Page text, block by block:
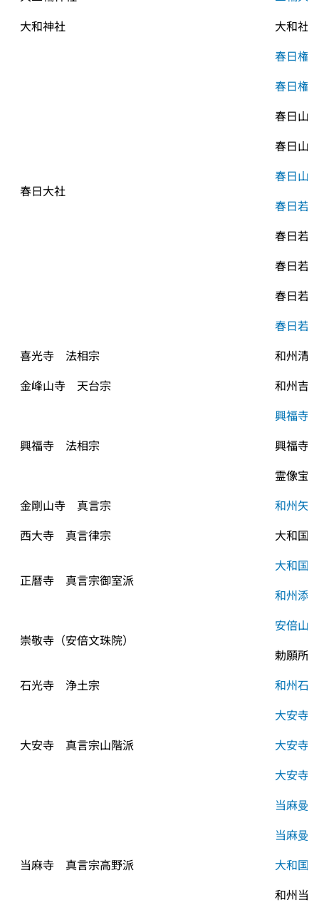
大和神社
大和社
春日大社
春日権
春日権
春日山
春日山
春日山
春日若
春日若
春日若
春日若
春日若
喜光寺　法相宗
和州清
金峰山寺　天台宗
和州吉
興福寺　法相宗
興福寺
興福寺
霊像宝
金剛山寺　真言宗
和州矢
西大寺　真言律宗
大和国
正暦寺　真言宗御室派
大和国
和州添
崇敬寺（安倍文珠院）
安倍山
勅願所
石光寺　浄土宗
和州石
大安寺　真言宗山階派
大安寺
大安寺
大安寺
当麻寺　真言宗高野派
当麻曼
当麻曼
大和国
和州当